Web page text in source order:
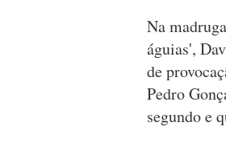
Na
águias',
de
Pedro
segundo e